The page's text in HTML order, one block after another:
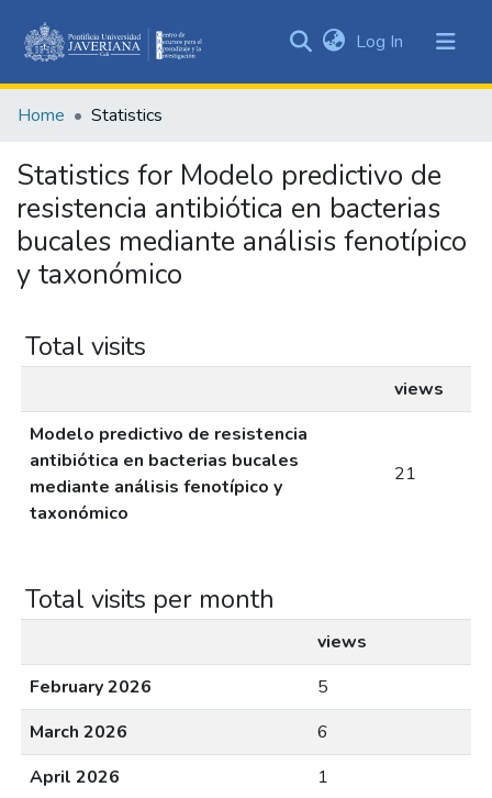
&
All of DSpace
Log In (current)
Home Statistics
Statistics for Modelo predictivo de
resistencia antibiótica en bacterias
bucales mediante análisis fenotípico
y taxonómico
Total visits
views
Modelo predictivo de resistencia
antibiótica en bacterias bucales
mediante análisis fenotípico y
taxonómico
21
Total visits per month
views
February 2026
5
March 2026
6
April 2026
1